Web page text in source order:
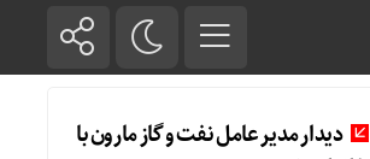
دیدار مدیر عامل نفت و گاز مارون با